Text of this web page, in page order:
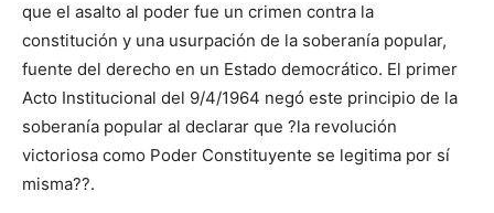
que el asalto al poder fue un crimen contra la
constitución y una usurpación de la soberanía popular,
fuente del derecho en un Estado democrático. El primer
Acto Institucional del 9/4/1964 negó este principio de la
soberanía popular al declarar que ?la revolución
victoriosa como Poder Constituyente se legitima por sí
misma??.